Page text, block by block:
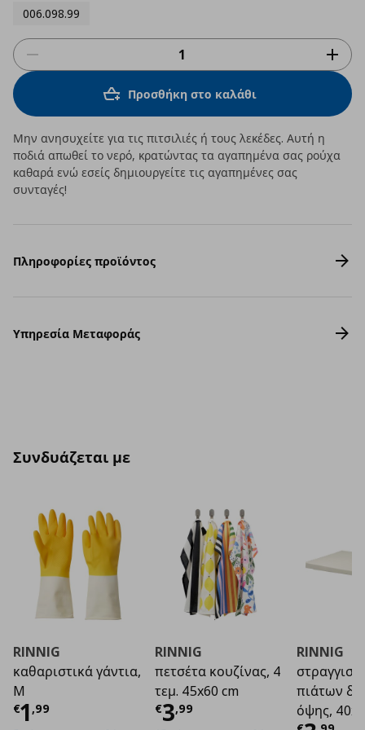
006.098.99
Προσθήκη στο καλάθι
Μην ανησυχείτε για τις πιτσιλιές ή τους λεκέδες. Αυτή η
ποδιά απωθεί το νερό, κρατώντας τα αγαπημένα σας ρούχα
καθαρά ενώ εσείς δημιουργείτε τις αγαπημένες σας
συνταγές!
Πληροφορίες προϊόντος
Υπηρεσία Μεταφοράς
Συνδυάζεται με
RINNIG
καθαριστικά γάντια,
M
€1 ,99
Τρέχουσα τιμή€ 1,99
RINNIG
πετσέτα κουζίνας, 4
τεμ. 45x60 cm
€3,99
Τρέχουσα τιμή€
RINNIG
πιάτων
όψης,